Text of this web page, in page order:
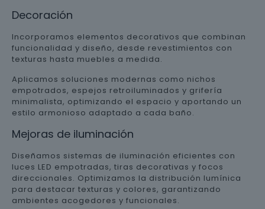
Decoración
Incorporamos elementos decorativos que combinan
funcionalidad y diseño, desde revestimientos con
texturas hasta muebles a medida.
Aplicamos soluciones modernas como nichos
empotrados, espejos retroiluminados y grifería
minimalista, optimizando el espacio y aportando un
estilo armonioso adaptado a cada baño.
Mejoras de iluminación
Diseñamos sistemas de iluminación eficientes con
luces LED empotradas, tiras decorativas y focos
direccionales. Optimizamos la distribución lumínica
para destacar texturas y colores, garantizando
ambientes acogedores y funcionales.